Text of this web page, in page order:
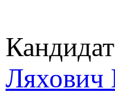
Ляхович